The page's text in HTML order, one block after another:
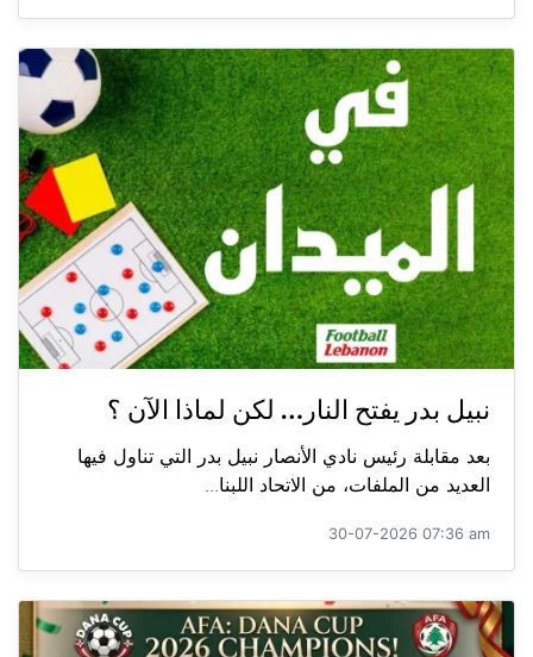
نبيل بدر يفتح النار… لكن لماذا الآن ؟
بعد مقابلة رئيس نادي الأنصار نبيل بدر التي تناول فيها
العديد من الملفات، من الاتحاد اللبنا...
30-07-2026 07:36 am